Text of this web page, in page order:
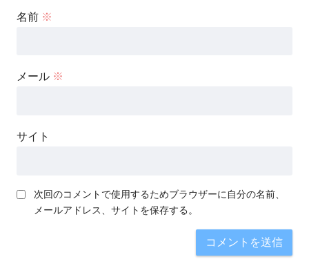
名前 ※
メール ※
サイト
次回のコメントで使用するためブラウザーに自分の名前、
メールアドレス、サイトを保存する。